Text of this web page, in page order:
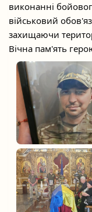
виконанні
військовий
захищаючи
Вічна пам'ять